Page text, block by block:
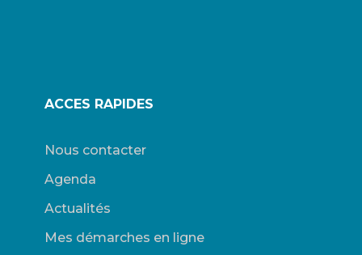
ACCES RAPIDES
Nous contacter
Agenda
Actualités
Mes démarches en ligne